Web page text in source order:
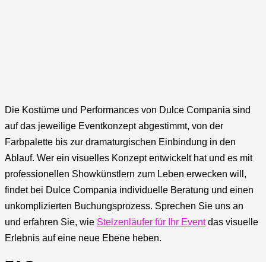
Die Kostüme und Performances von Dulce Compania sind
auf das jeweilige Eventkonzept abgestimmt, von der
Farbpalette bis zur dramaturgischen Einbindung in den
Ablauf. Wer ein visuelles Konzept entwickelt hat und es mit
professionellen Showkünstlern zum Leben erwecken will,
findet bei Dulce Compania individuelle Beratung und einen
unkomplizierten Buchungsprozess. Sprechen Sie uns an
und erfahren Sie, wie Stelzenläufer für Ihr Eventdas visuelle
Erlebnis auf eine neue Ebene heben.